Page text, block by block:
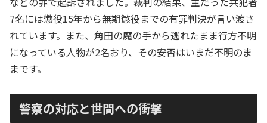
7名には懲役15年から無期懲役までの有罪判決が言い渡さ
れています。また、角田の魔の手から逃れたまま行方不明
になっている人物が2名おり、その安否はいまだ不明のま
まです。
警察の対応と世間への衝撃